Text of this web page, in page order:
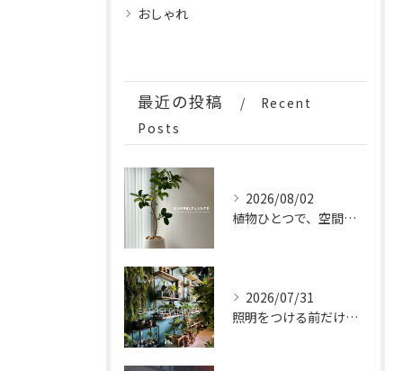
おしゃれ
最近の投稿
Recent
Posts
2026/08/02
植物ひとつで、空間はもっと完成する。
2026/07/31
照明をつける前だけの、特別な時間。